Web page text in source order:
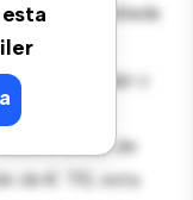
Amueblada
de trabajo y
increíble
y zonas de
de € 710, esta